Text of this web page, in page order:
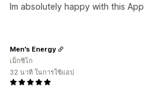
Im absolutely happy with this App
Men's Energy
เม็กซิโก
32 นาที ในการใช้แอป